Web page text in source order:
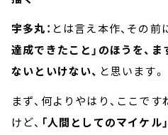
宇多丸： とは言え本作、その前
達成できたこと」のほうを、
ないといけない、 と思います。
まず、何よりやはり、ここで
けど、 「人間としてのマイケル